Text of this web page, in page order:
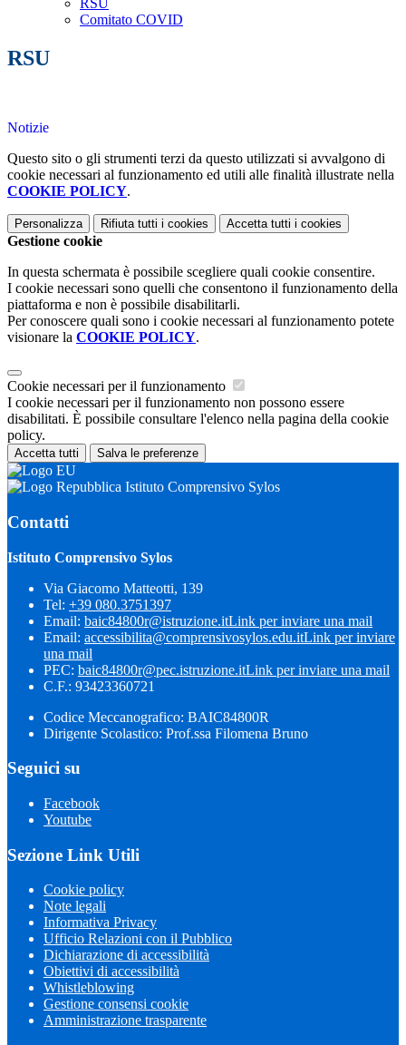
RSU
Comitato COVID
RSU
Notizie
Questo sito o gli strumenti terzi da questo utilizzati si avvalgono di
cookie necessari al funzionamento ed utili alle finalità illustrate nella
COOKIE POLICY.
Personalizza Rifiuta tutti i cookies Accetta tutti i cookies
Gestione cookie
In questa schermata è possibile scegliere quali cookie consentire.
I cookie necessari sono quelli che consentono il funzionamento della
piattaforma e non è possibile disabilitarli.
Per conoscere quali sono i cookie necessari al funzionamento potete
visionare la COOKIE POLICY.
Cookie necessari per il funzionamento
I cookie necessari per il funzionamento non possono essere
disabilitati. È possibile consultare l'elenco nella pagina della cookie
policy.
Accetta tutti Salva le preferenze
Istituto Comprensivo Sylos
Contatti
Istituto Comprensivo Sylos
Via Giacomo Matteotti, 139
Tel: +39 080.3751397
Email: baic84800r@istruzione.itLink per inviare una mail
Email: accessibilita@comprensivosylos.edu.itLink per inviare
una mail
PEC: baic84800r@pec.istruzione.itLink per inviare una mail
C.F.: 93423360721
Codice Meccanografico: BAIC84800R
Dirigente Scolastico: Prof.ssa Filomena Bruno
Seguici su
Facebook
Youtube
Sezione Link Utili
Cookie policy
Note legali
Informativa Privacy
Ufficio Relazioni con il Pubblico
Dichiarazione di accessibilità
Obiettivi di accessibilità
Whistleblowing
Gestione consensi cookie
Amministrazione trasparente